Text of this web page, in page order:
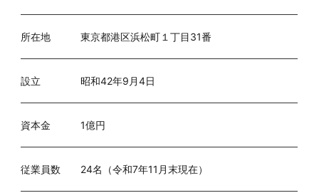
所在地 東京都港区浜松町１丁目31番
設立 昭和42年9月4日
資本金 1億円
従業員数 24名（令和7年11月末現在）